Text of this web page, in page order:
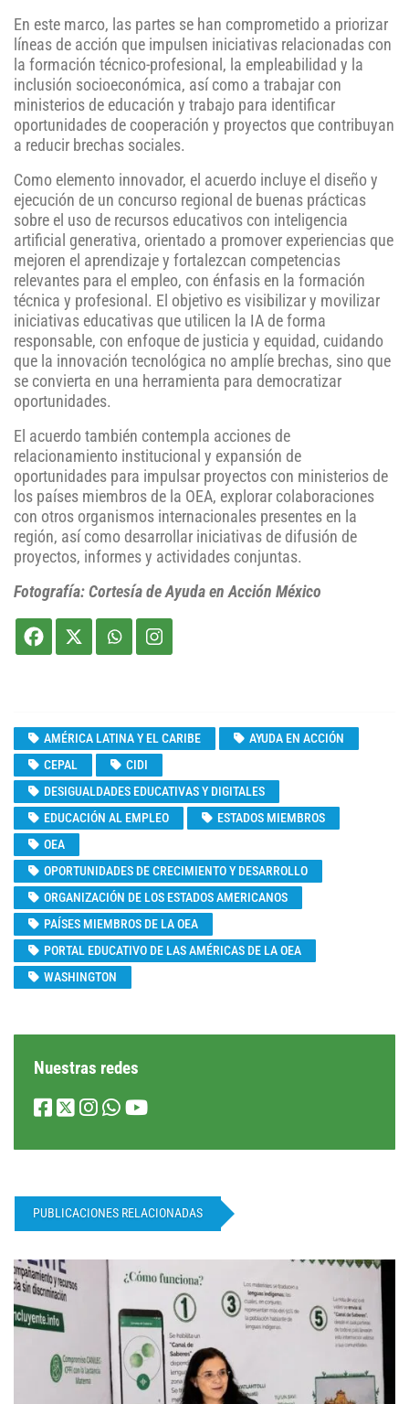
En este marco, las partes se han comprometido a priorizar
líneas de acción que impulsen iniciativas relacionadas con
la formación técnico-profesional, la empleabilidad y la
inclusión socioeconómica, así como a trabajar con
ministerios de educación y trabajo para identificar
oportunidades de cooperación y proyectos que contribuyan
a reducir brechas sociales.
Como elemento innovador, el acuerdo incluye el diseño y
ejecución de un concurso regional de buenas prácticas
sobre el uso de recursos educativos con inteligencia
artificial generativa, orientado a promover experiencias que
mejoren el aprendizaje y fortalezcan competencias
relevantes para el empleo, con énfasis en la formación
técnica y profesional. El objetivo es visibilizar y movilizar
iniciativas educativas que utilicen la IA de forma
responsable, con enfoque de justicia y equidad, cuidando
que la innovación tecnológica no amplíe brechas, sino que
se convierta en una herramienta para democratizar
oportunidades.
El acuerdo también contempla acciones de
relacionamiento institucional y expansión de
oportunidades para impulsar proyectos con ministerios de
los países miembros de la OEA, explorar colaboraciones
con otros organismos internacionales presentes en la
región, así como desarrollar iniciativas de difusión de
proyectos, informes y actividades conjuntas.
Fotografía: Cortesía de Ayuda en Acción México
AMÉRICA LATINA Y EL CARIBE
AYUDA EN ACCIÓN
CEPAL
CIDI
DESIGUALDADES EDUCATIVAS Y DIGITALES
EDUCACIÓN AL EMPLEO
ESTADOS MIEMBROS
OEA
OPORTUNIDADES DE CRECIMIENTO Y DESARROLLO
ORGANIZACIÓN DE LOS ESTADOS AMERICANOS
PAÍSES MIEMBROS DE LA OEA
PORTAL EDUCATIVO DE LAS AMÉRICAS DE LA OEA
WASHINGTON
Nuestras redes
PUBLICACIONES RELACIONADAS